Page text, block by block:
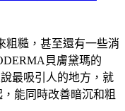
粗糙，甚至還有一些消
貝膚黛瑪的
最吸引人的地方，就
能同時改善暗沉和粗